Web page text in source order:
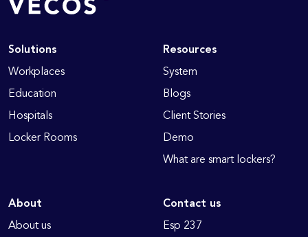
Solutions
Workplaces
Education
Hospitals
Locker Rooms
Resources
System
Blogs
Client Stories
Demo
What are smart lockers?
About
About us
Contact us
Esp 237